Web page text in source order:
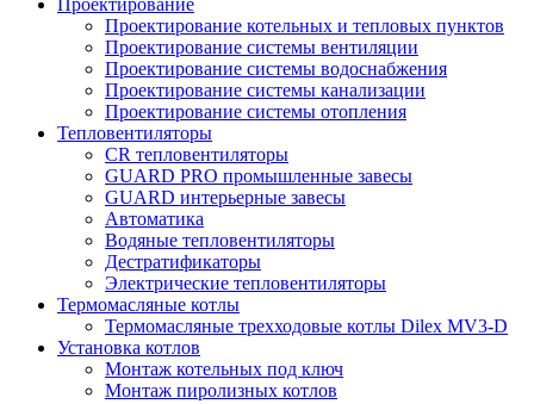
Проектирование
Проектирование котельных и тепловых пунктов
Проектирование системы вентиляции
Проектирование системы водоснабжения
Проектирование системы канализации
Проектирование системы отопления
Тепловентиляторы
CR тепловентиляторы
GUARD PRO промышленные завесы
GUARD интерьерные завесы
Автоматика
Водяные тепловентиляторы
Дестратификаторы
Электрические тепловентиляторы
Термомасляные котлы
Термомасляные трехходовые котлы Dilex MV3-D
Установка котлов
Монтаж котельных под ключ
Монтаж пиролизных котлов